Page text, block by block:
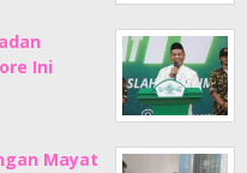
Ini
Mayat